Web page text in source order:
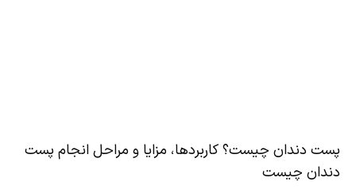
پست دندان چیست؟ کاربردها، مزایا و مراحل انجام پست
دندان چیست